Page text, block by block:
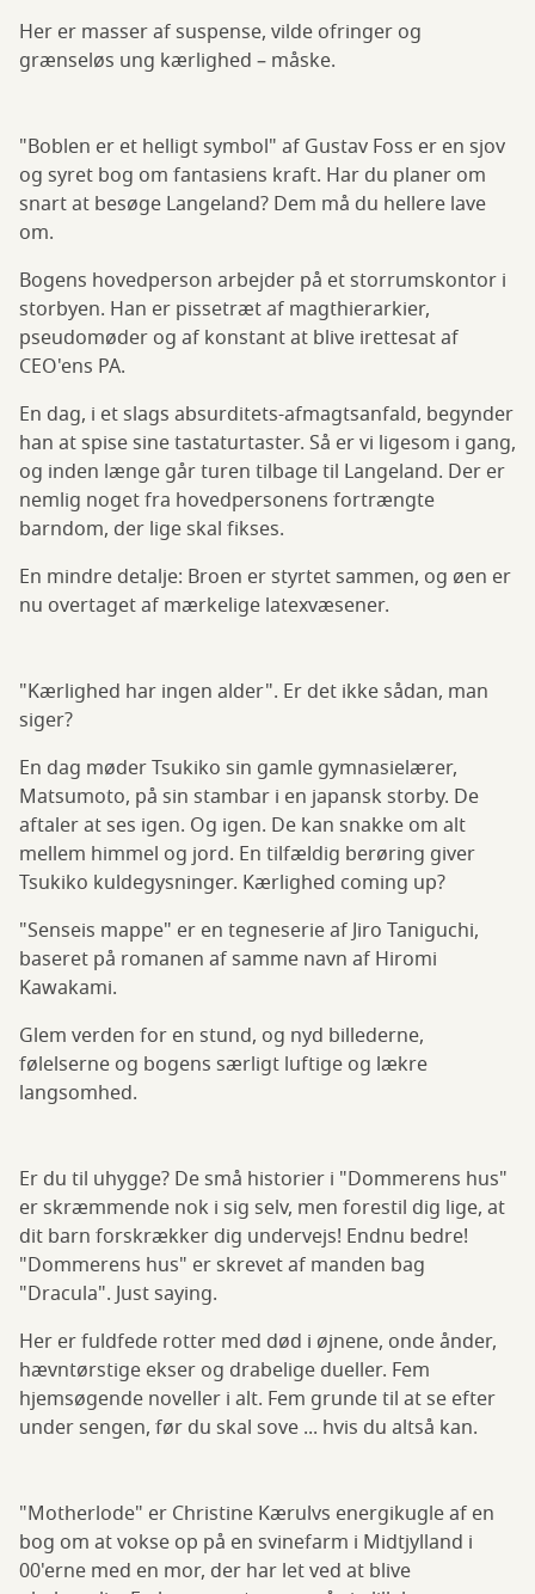
Her er masser af suspense, vilde ofringer og
grænseløs ung kærlighed – måske.
"Boblen er et helligt symbol" af Gustav Foss er en sjov
og syret bog om fantasiens kraft. Har du planer om
snart at besøge Langeland? Dem må du hellere lave
om.
Bogens hovedperson arbejder på et storrumskontor i
storbyen. Han er pissetræt af magthierarkier,
pseudomøder og af konstant at blive irettesat af
CEO'ens PA.
En dag, i et slags absurditets-afmagtsanfald, begynder
han at spise sine tastaturtaster. Så er vi ligesom i gang,
og inden længe går turen tilbage til Langeland. Der er
nemlig noget fra hovedpersonens fortrængte
barndom, der lige skal fikses.
En mindre detalje: Broen er styrtet sammen, og øen er
nu overtaget af mærkelige latexvæsener.
"Kærlighed har ingen alder". Er det ikke sådan, man
siger?
En dag møder Tsukiko sin gamle gymnasielærer,
Matsumoto, på sin stambar i en japansk storby. De
aftaler at ses igen. Og igen. De kan snakke om alt
mellem himmel og jord. En tilfældig berøring giver
Tsukiko kuldegysninger. Kærlighed coming up?
"Senseis mappe" er en tegneserie af Jiro Taniguchi,
baseret på romanen af samme navn af Hiromi
Kawakami.
Glem verden for en stund, og nyd billederne,
følelserne og bogens særligt luftige og lækre
langsomhed.
Er du til uhygge? De små historier i "Dommerens hus"
er skræmmende nok i sig selv, men forestil dig lige, at
dit barn forskrækker dig undervejs! Endnu bedre!
"Dommerens hus" er skrevet af manden bag
"Dracula". Just saying.
Her er fuldfede rotter med død i øjnene, onde ånder,
hævntørstige ekser og drabelige dueller. Fem
hjemsøgende noveller i alt. Fem grunde til at se efter
under sengen, før du skal sove ... hvis du altså kan.
"Motherlode" er Christine Kærulvs energikugle af en
bog om at vokse op på en svinefarm i Midtjylland i
00'erne med en mor, der har let ved at blive